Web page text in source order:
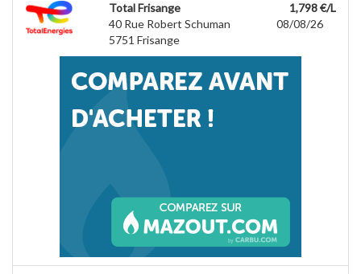
Total Frisange
40 Rue Robert Schuman
5751 Frisange
1,798 €/L
08/08/26